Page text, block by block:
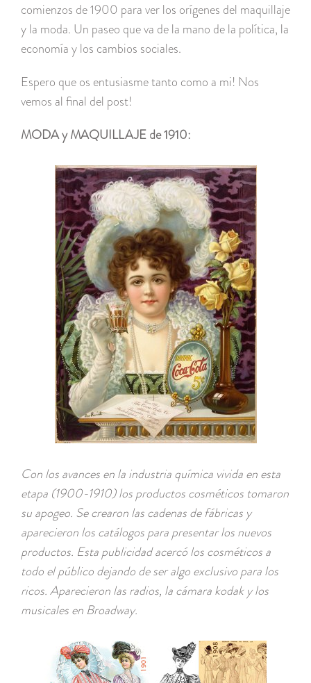
comienzos de 1900 para ver los orígenes del maquillaje
y la moda. Un paseo que va de la mano de la política, la
economía y los cambios sociales.
Espero que os entusiasme tanto como a mi! Nos
vemos al final del post!
MODA y MAQUILLAJE de 1910:
Con los avances en la industria química vivida en esta
etapa (1900-1910) los productos cosméticos tomaron
su apogeo. Se crearon las cadenas de fábricas y
aparecieron los catálogos para presentar los nuevos
productos. Esta publicidad acercó los cosméticos a
todo el público dejando de ser algo exclusivo para los
ricos.Aparecieron las radios, la cámara kodak y los
musicales en Broadway.